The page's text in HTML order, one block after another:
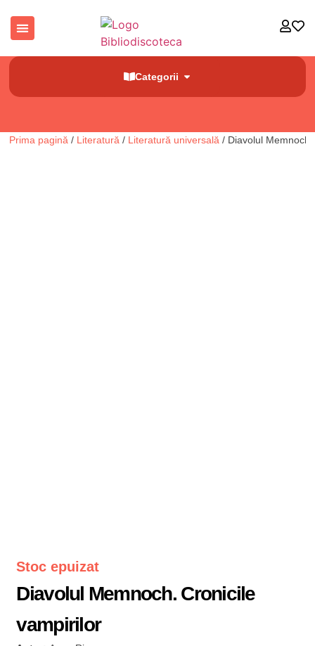
Categorii
Prima pagină / Literatură / Literatură universală / Diavolul
Stoc epuizat
Diavolul Memnoch. Cronicile
vampirilor